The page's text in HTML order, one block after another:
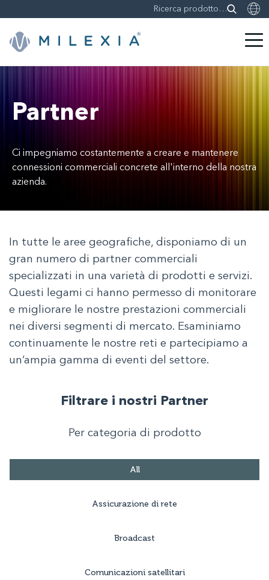
content
Partner
Ci impegniamo costantemente a creare e mantenere
connessioni commerciali concrete all'interno della nostra
azienda.
In tutte le aree geografiche, disponiamo di un
gran numero di partner commerciali
specializzati in una varietà di prodotti e servizi.
Questi legami ci hanno permesso di monitorare
e migliorare le nostre prestazioni commerciali
nei diversi segmenti di mercato. Esaminiamo
continuamente le nostre reti e partecipiamo a
un’ampia gamma di eventi del settore.
Filtrare i nostri Partner
Per categoria di prodotto
All
Assicurazione di rete
Broadcast
Comunicazioni satellitari